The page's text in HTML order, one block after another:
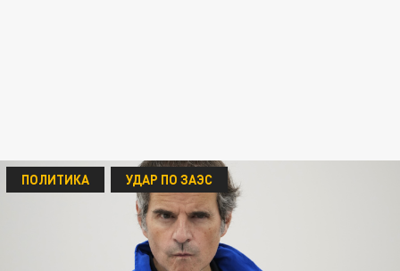
ПОЛИТИКА УДАР ПО ЗАЭС